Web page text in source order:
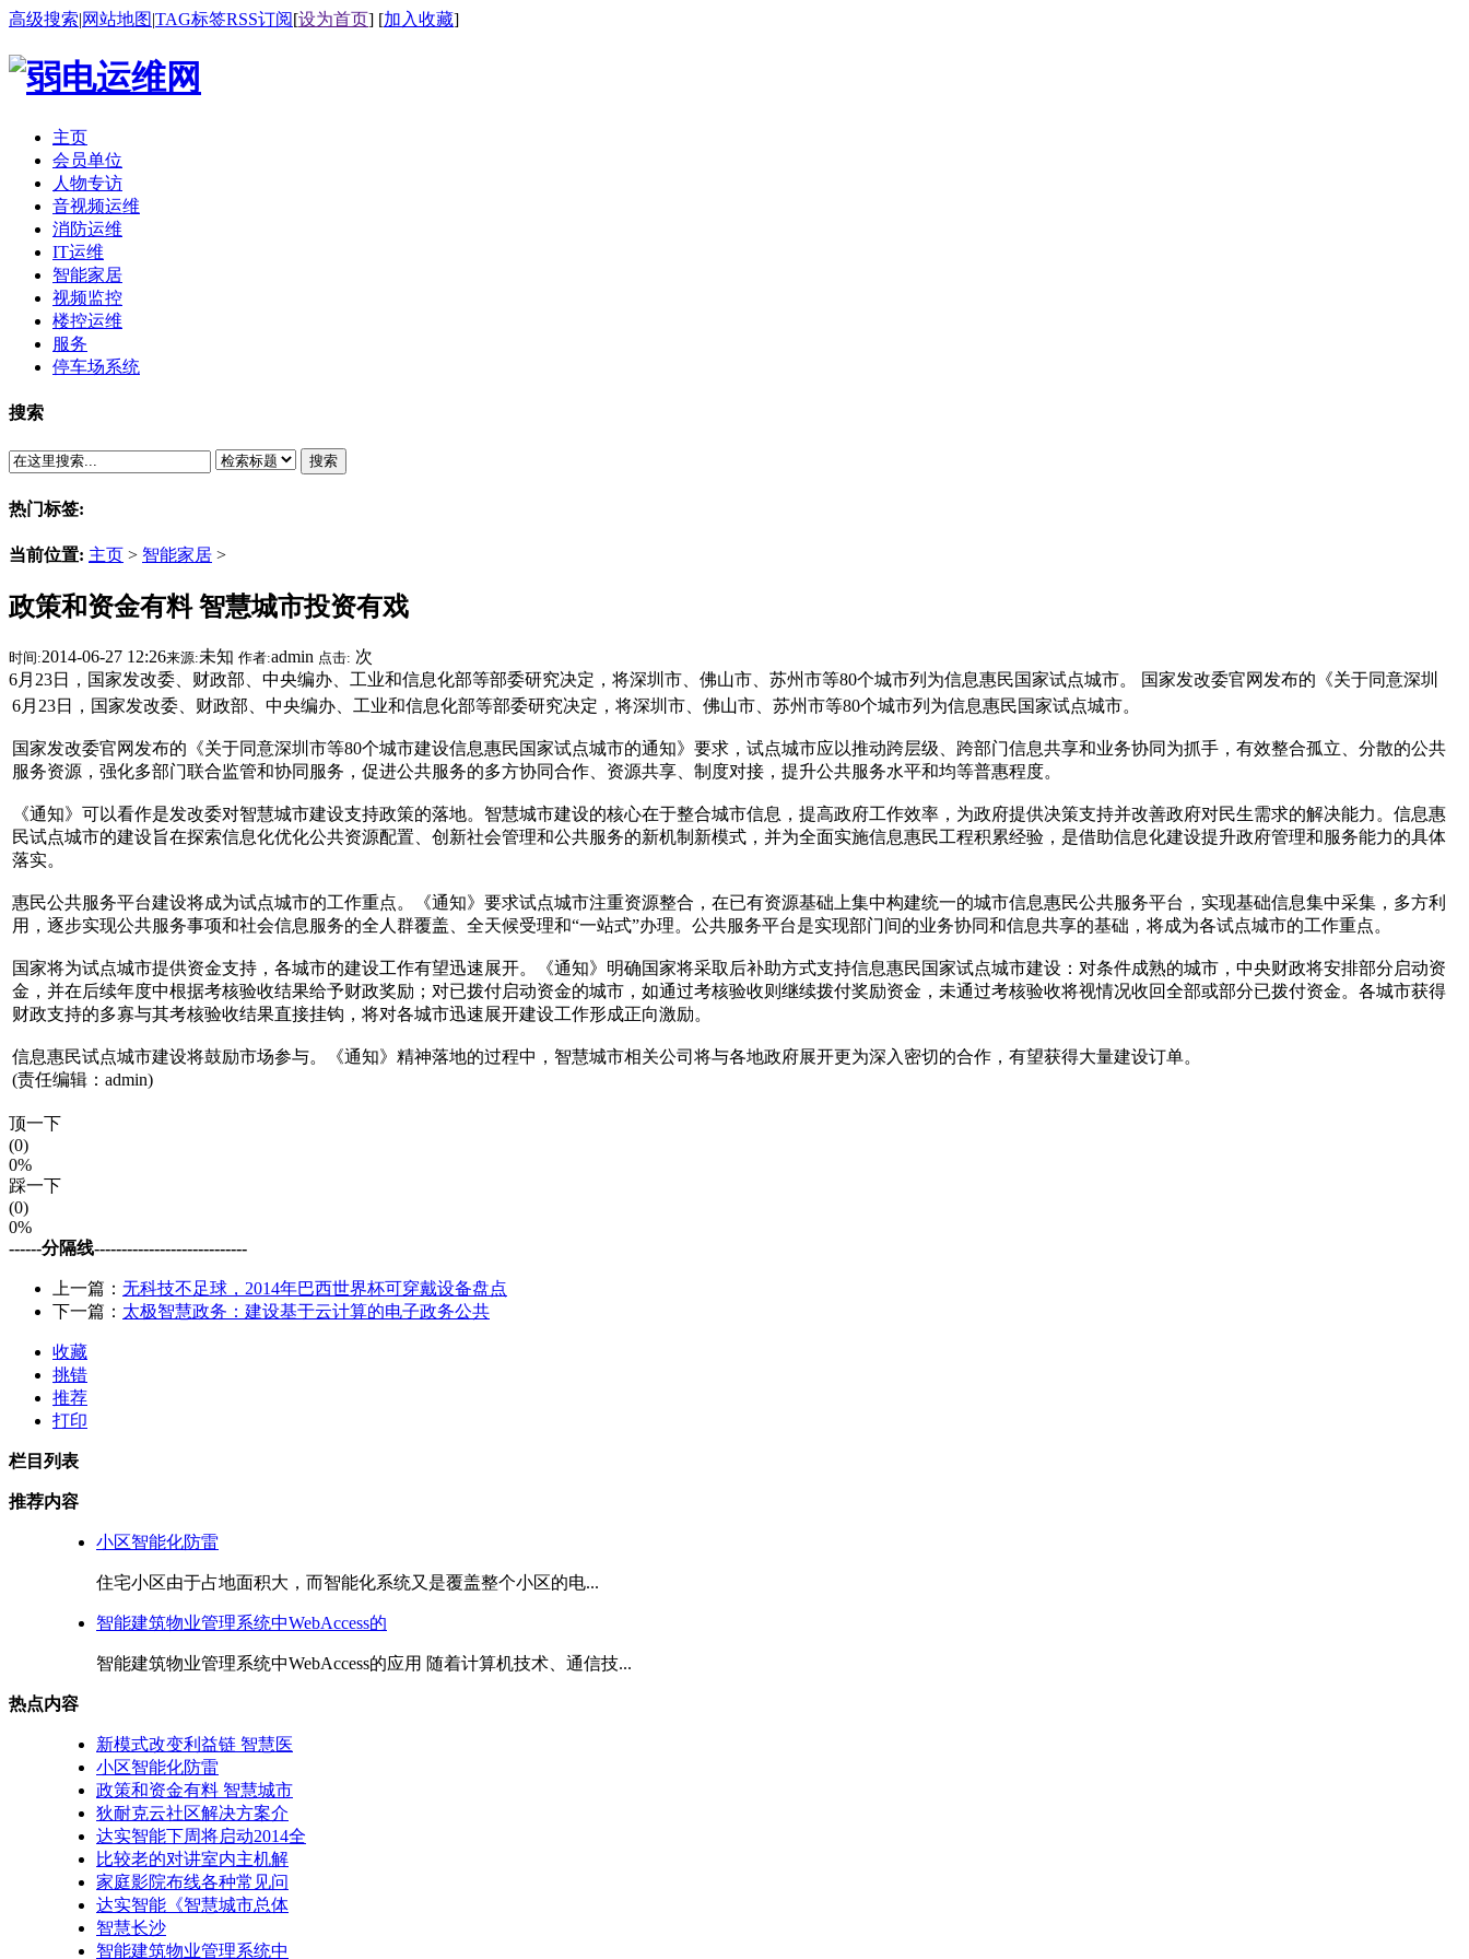
高级搜索|网站地图|TAG标签RSS订阅[设为首页] [加入收藏]
主页
会员单位
人物专访
音视频运维
消防运维
IT运维
智能家居
视频监控
楼控运维
服务
停车场系统
搜索
搜索
热门标签:
当前位置: 主页 > 智能家居 >
政策和资金有料 智慧城市投资有戏
时间:2014-06-27 12:26来源:未知 作者:admin 点击: 次
6月23日，国家发改委、财政部、中央编办、工业和信息化部等部委研究决定，将深圳市、佛山市、苏州市等80个城市列为信息惠民国家试点城市。 国家发改委官网发布的《关于同意深圳
6月23日，国家发改委、财政部、中央编办、工业和信息化部等部委研究决定，将深圳市、佛山市、苏州市等80个城市列为信息惠民国家试点城市。
国家发改委官网发布的《关于同意深圳市等80个城市建设信息惠民国家试点城市的通知》要求，试点城市应以推动跨层级、跨部门信息共享和业务协同为抓手，有效整合孤立、分散的公共
服务资源，强化多部门联合监管和协同服务，促进公共服务的多方协同合作、资源共享、制度对接，提升公共服务水平和均等普惠程度。
《通知》可以看作是发改委对智慧城市建设支持政策的落地。智慧城市建设的核心在于整合城市信息，提高政府工作效率，为政府提供决策支持并改善政府对民生需求的解决能力。信息惠
民试点城市的建设旨在探索信息化优化公共资源配置、创新社会管理和公共服务的新机制新模式，并为全面实施信息惠民工程积累经验，是借助信息化建设提升政府管理和服务能力的具体
落实。
惠民公共服务平台建设将成为试点城市的工作重点。《通知》要求试点城市注重资源整合，在已有资源基础上集中构建统一的城市信息惠民公共服务平台，实现基础信息集中采集，多方利
用，逐步实现公共服务事项和社会信息服务的全人群覆盖、全天候受理和“一站式”办理。公共服务平台是实现部门间的业务协同和信息共享的基础，将成为各试点城市的工作重点。
国家将为试点城市提供资金支持，各城市的建设工作有望迅速展开。《通知》明确国家将采取后补助方式支持信息惠民国家试点城市建设：对条件成熟的城市，中央财政将安排部分启动资
金，并在后续年度中根据考核验收结果给予财政奖励；对已拨付启动资金的城市，如通过考核验收则继续拨付奖励资金，未通过考核验收将视情况收回全部或部分已拨付资金。各城市获得
财政支持的多寡与其考核验收结果直接挂钩，将对各城市迅速展开建设工作形成正向激励。
信息惠民试点城市建设将鼓励市场参与。《通知》精神落地的过程中，智慧城市相关公司将与各地政府展开更为深入密切的合作，有望获得大量建设订单。
(责任编辑：admin)
顶一下
(0)
0%
踩一下
(0)
0%
------分隔线----------------------------
上一篇： 无科技不足球，2014年巴西世界杯可穿戴设备盘点
下一篇： 太极智慧政务：建设基于云计算的电子政务公共
收藏
挑错
推荐
打印
栏目列表
推荐内容
小区智能化防雷
住宅小区由于占地面积大，而智能化系统又是覆盖整个小区的电...
智能建筑物业管理系统中WebAccess的
智能建筑物业管理系统中WebAccess的应用 随着计算机技术、通信技...
热点内容
新模式改变利益链 智慧医
小区智能化防雷
政策和资金有料 智慧城市
狄耐克云社区解决方案介
达实智能下周将启动2014全
比较老的对讲室内主机解
家庭影院布线各种常见问
达实智能《智慧城市总体
智慧长沙
智能建筑物业管理系统中